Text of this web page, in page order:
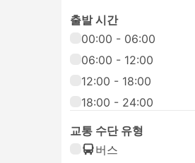
출발 시간
00:00 - 06:00
06:00 - 12:00
12:00 - 18:00
18:00 - 24:00
교통 수단 유형
버스